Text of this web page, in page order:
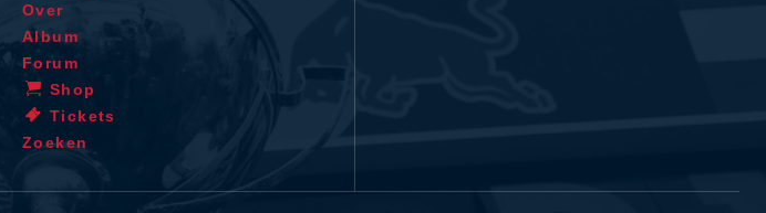
Over
Album
Forum
Shop
Tickets
Zoeken